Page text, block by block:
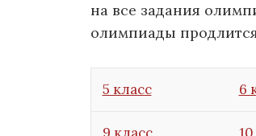
на все задания
олимпиады продлится
5 класс 6